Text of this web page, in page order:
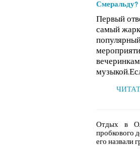
Смеральду?
Первый
самый
Отдых в
пробкового
его назвали